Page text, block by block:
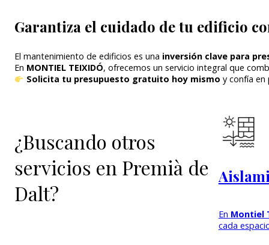
Garantiza el cuidado de tu edificio
El mantenimiento de edificios es una inversión clave para
En MONTIEL TEIXIDÓ, ofrecemos un servicio integral que
Solicita tu presupuesto gratuito hoy mismo y confía
¿Buscando otros
servicios en Premià de
Dalt?
En Montiel
cada